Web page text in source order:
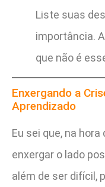
Liste suas
importância.
que não é
Enxergando a
Aprendizado
Eu sei que, na
enxergar o lado
além de ser difícil,